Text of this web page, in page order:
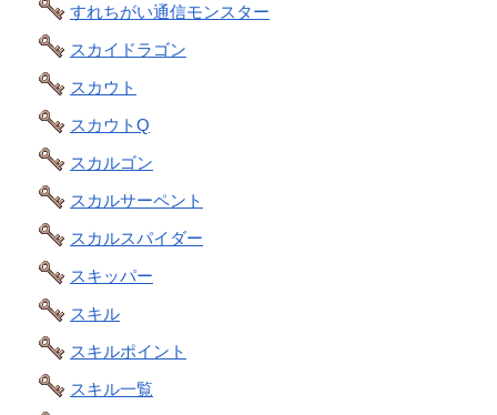
すれちがい通信モンスター
スカイドラゴン
スカウト
スカウトQ
スカルゴン
スカルサーペント
スカルスパイダー
スキッパー
スキル
スキルポイント
スキル一覧